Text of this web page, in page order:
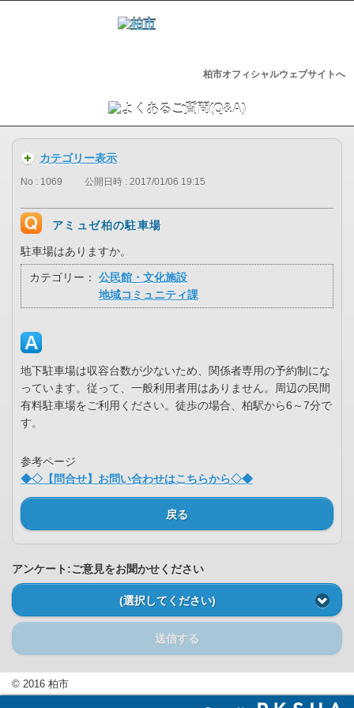
柏市オフィシャルウェブサイトへ
カテゴリー表示
No : 1069 公開日時 : 2017/01/06 19:15
アミュゼ柏の駐車場
駐車場はありますか。
カテゴリー：
公民館・文化施設
地域コミュニティ課
地下駐車場は収容台数が少ないため、関係者専用の予約制にな
っています。従って、一般利用者用はありません。周辺の民間
有料駐車場をご利用ください。徒歩の場合、柏駅から6～7分で
す。
参考ページ
◆◇【問合せ】お問い合わせはこちらから◇◆
戻る
アンケート:ご意見をお聞かせください
(選択してください)
送信する
© 2016 柏市